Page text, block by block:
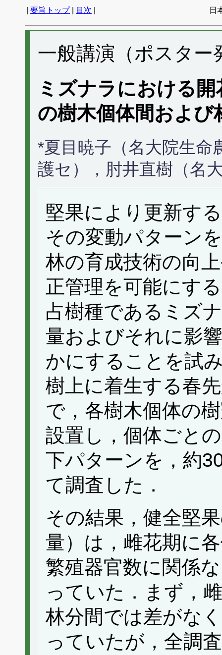
要旨トップ| 目次 日
一般講演（ポスター
ミズナラにおける
の樹木個体間および
*夏目暁子（名大院生命
護セ），肘井直樹（名
堅果により更新す
その変動パターン
林の育成技術の向
正管理を可能にす
占樹種であるミズ
量およびそれに影
かにすることを試
樹上に着生する春
で，各樹木個体の
設置し，個体ごと
下パターンを，約
て調査した．
その結果，健全堅
量）は，雌花期に
繁殖器官数に関係
っていた．まず，
林分間では差がな
っていたが，全調